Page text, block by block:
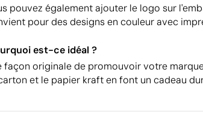
pouvez également ajouter le logo sur
pour des designs en couleur avec
est-ce idéal ?
façon originale de promouvoir votre
et le papier kraft en font un cadeau